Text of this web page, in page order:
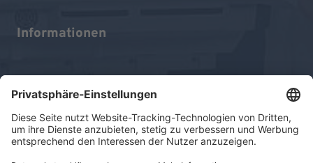
Informationen
Impressum
Datenschutz
Sitemap